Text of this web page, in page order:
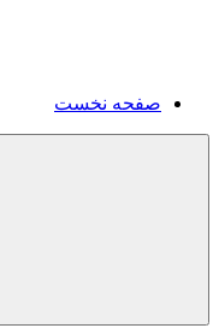
صفحه نخست